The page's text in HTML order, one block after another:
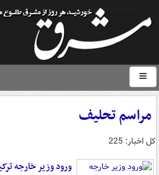
مراسم تحلیف
کل اخبار: 225
ورود وزیر خارجه